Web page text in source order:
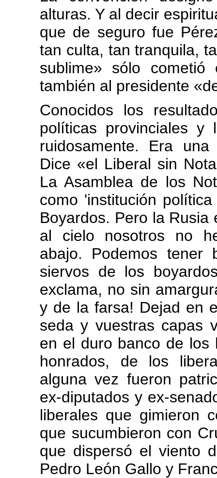
alturas. Y al decir
que de seguro fue
tan culta, tan tranquila,
sublime» sólo
también al presidente
Conocidos los
políticas provinciales y
ruidosamente. Era
Dice «el Liberal sin
La Asamblea de los
como 'institución
Boyardos. Pero la
al cielo nosotros no
abajo. Podemos tener
siervos de los
exclama, no sin
y de la farsa! Dejad en
seda y vuestras capas
en el duro banco de los
honrados, de los
alguna vez fueron
ex-diputados y ex-
liberales que gimieron
que sucumbieron con
que dispersó el viento
Pedro León Gallo y